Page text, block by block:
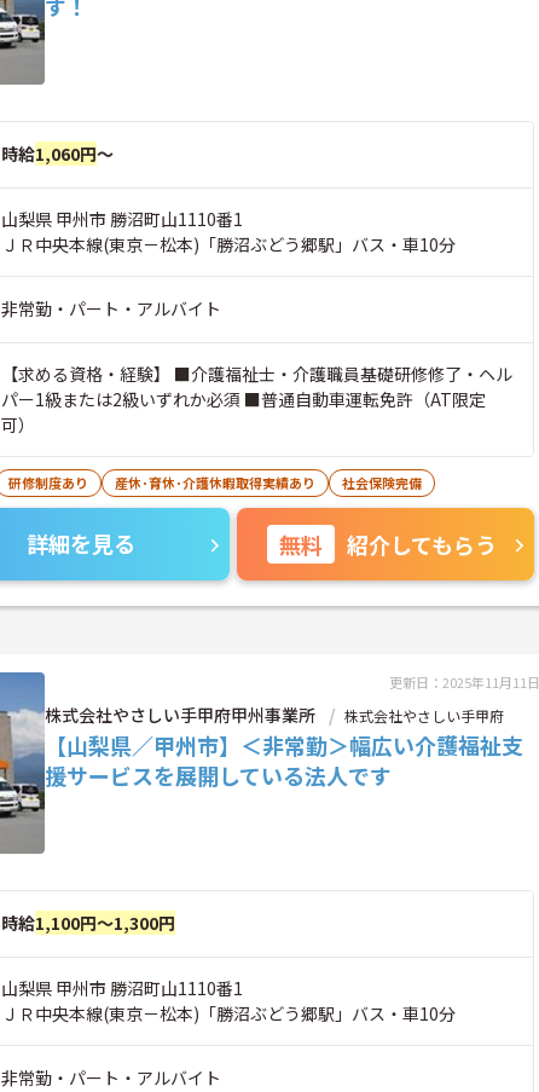
す！
時給1,060円～
山梨県 甲州市 勝沼町山1110番1
ＪＲ中央本線(東京－松本)「勝沼ぶどう郷駅」バス・車10分
非常勤・パート・アルバイト
【求める資格・経験】 ■介護福祉士・介護職員基礎研修修了・ヘル
パー1級または2級いずれか必須 ■普通自動車運転免許（AT限定
可）
研修制度あり 産休･育休･介護休暇取得実績あり 社会保険完備
詳細を見る 無料 紹介してもらう
更新日：2025年11月11日
株式会社やさしい手甲府甲州事業所 株式会社やさしい手甲府
【山梨県／甲州市】＜非常勤＞幅広い介護福祉支
援サービスを展開している法人です
時給1,100円～1,300円
山梨県 甲州市 勝沼町山1110番1
ＪＲ中央本線(東京－松本)「勝沼ぶどう郷駅」バス・車10分
非常勤・パート・アルバイト